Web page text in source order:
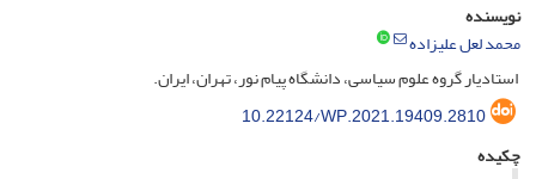
نویسنده
محمد لعل علیزاده
استادیار گروه علوم سیاسی، دانشگاه پیام نور، تهران، ایران.
10.22124/WP.2021.19409.2810
چکیده